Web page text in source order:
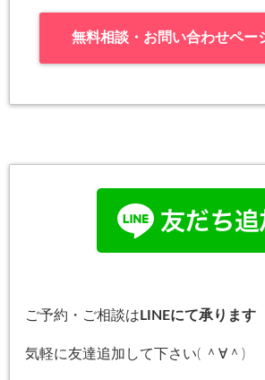
無料相談・お問い合わせペー
ご予約・ご相談は LINEにて承ります
気軽に友達追加して下さい( ＾∀＾)